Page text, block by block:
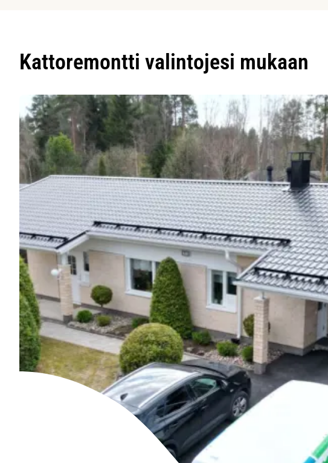
Kattoremontti valintojesi mukaan